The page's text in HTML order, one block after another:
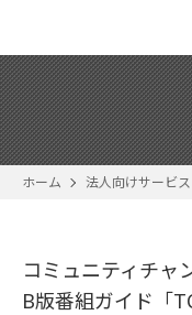
ホーム 法人向けサービス
コミュニティチャ
B版番組ガイド「